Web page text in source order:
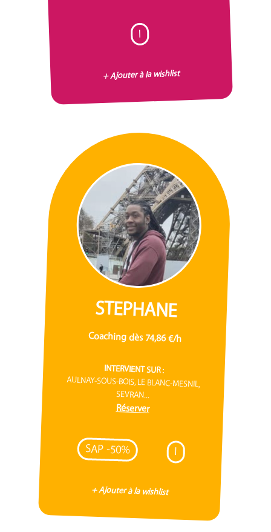
I
+ Ajouter à la wishlist
STEPHANE
Coaching dès 74,86 €/h
INTERVIENT SUR :
AULNAY-SOUS-BOIS, LE BLANC-MESNIL,
SEVRAN...
Réserver
SAP -50% I
+ Ajouter à la wishlist